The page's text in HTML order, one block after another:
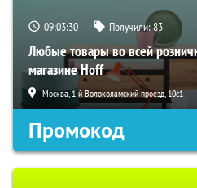
09:03:29 Получили:83
Любые товары во всей
магазине Hoff
Москва, 1-й Волоколамский проезд, 10с1
Промокод